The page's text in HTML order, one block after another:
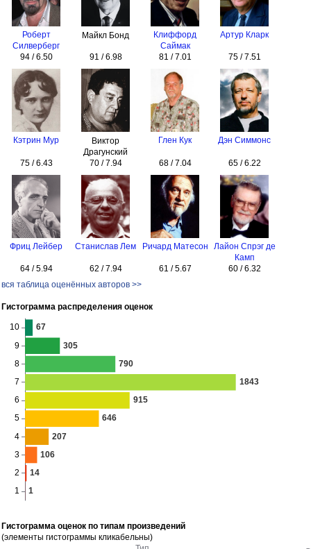
Роберт
Силверберг
94 / 6.50
Майкл Бонд
91 / 6.98
Клиффорд
Саймак
81 / 7.01
Артур Кларк
75 / 7.51
Кэтрин Мур
75 / 6.43
Виктор
Драгунский
70 / 7.94
Глен Кук
68 / 7.04
Дэн Симмонс
65 / 6.22
Фриц Лейбер
64 / 5.94
Станислав Лем
62 / 7.94
Ричард Матесон
61 / 5.67
Лайон Спрэг де
Камп
60 / 6.32
вся таблица оценённых авторов >>
Гистограмма распределения оценок
Гистограмма оценок по типам произведений
(элементы гистограммы кликабельны)